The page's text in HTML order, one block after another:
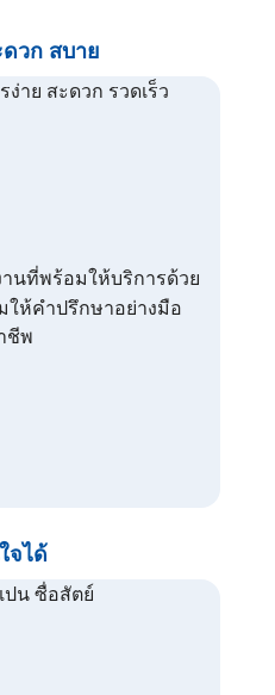
วก สบาย
นที่พร้อมให้บริการด้วย
ให้คำปรึกษาอย่างมือ
ชีพ
จได้